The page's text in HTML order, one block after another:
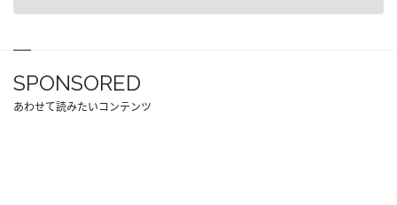
SPONSORED
あわせて読みたいコンテンツ